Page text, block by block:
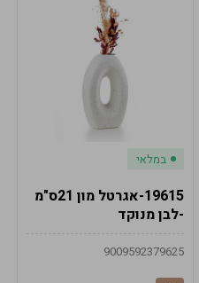
במלאי
19615-אגרטל מון 21ס"מ
-לבן מנוקד
9009592379625